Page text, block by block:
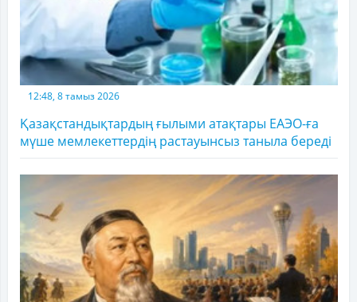
12:48, 8 тамыз 2026
Қазақстандықтардың ғылыми атақтары ЕАЭО-ға
мүше мемлекеттердің растауынсыз таныла береді